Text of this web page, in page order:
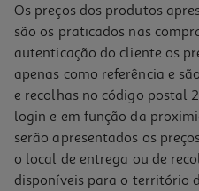
Os preços dos produtos
são os praticados nas
autenticação do cliente os
apenas como referência e
e recolhas no código postal
login e em função da
serão apresentados os
o local de entrega ou de
disponíveis para o território